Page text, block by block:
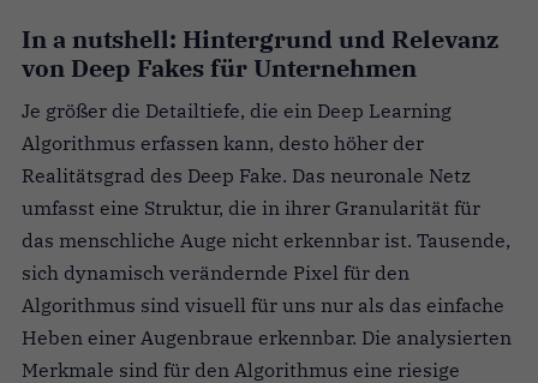
In a nutshell: Hintergrund und Relevanz
von Deep Fakes für Unternehmen
Je größer die Detailtiefe, die ein Deep Learning
Algorithmus erfassen kann, desto höher der
Realitätsgrad des Deep Fake. Das neuronale Netz
umfasst eine Struktur, die in ihrer Granularität für
das menschliche Auge nicht erkennbar ist. Tausende,
sich dynamisch verändernde Pixel für den
Algorithmus sind visuell für uns nur als das einfache
Heben einer Augenbraue erkennbar. Die analysierten
Merkmale sind für den Algorithmus eine riesige